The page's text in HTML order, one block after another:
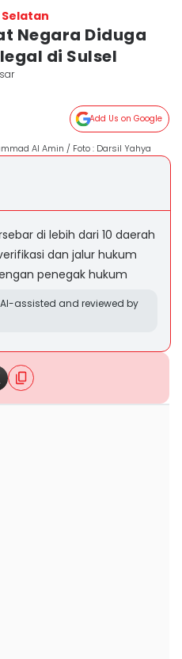
Negara Diduga
di Sulsel
Add Us on Google
Al Amin / Foto : Darsil Yahya
di lebih dari 10 daerah
dan jalur hukum
penegak hukum
assisted and reviewed by